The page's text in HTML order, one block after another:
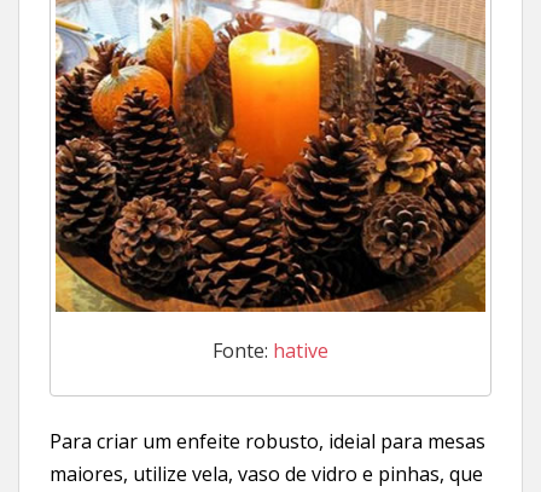
Fonte: hative
Para criar um enfeite robusto, ideial para mesas
maiores, utilize vela, vaso de vidro e pinhas, que